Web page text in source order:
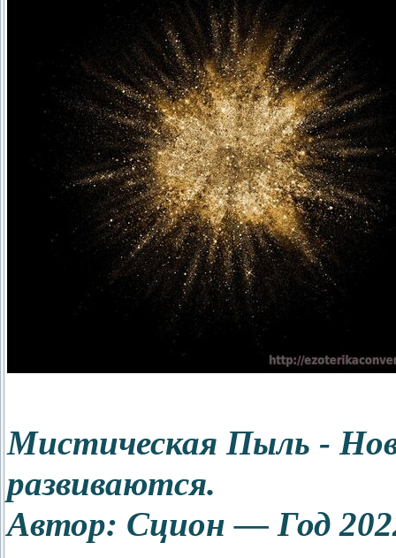
Мистическая Пыль -
развиваются.
Автор: Сцион — Год